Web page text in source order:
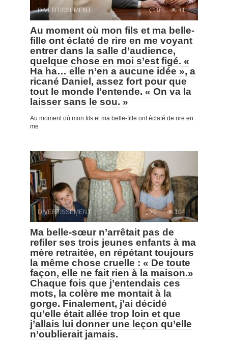
DIVERTISSEMENT 0 41
Au moment où mon fils et ma belle-
fille ont éclaté de rire en me voyant
entrer dans la salle d’audience,
quelque chose en moi s’est figé. «
Ha ha… elle n’en a aucune idée », a
ricané Daniel, assez fort pour que
tout le monde l’entende. « On va la
laisser sans le sou. »
Au moment où mon fils et ma belle-fille ont éclaté de rire en
me
DIVERTISSEMENT 0 104
Ma belle-sœur n’arrêtait pas de
refiler ses trois jeunes enfants à ma
mère retraitée, en répétant toujours
la même chose cruelle : « De toute
façon, elle ne fait rien à la maison.»
Chaque fois que j’entendais ces
mots, la colère me montait à la
gorge. Finalement, j’ai décidé
qu’elle était allée trop loin et que
j’allais lui donner une leçon qu’elle
n’oublierait jamais.